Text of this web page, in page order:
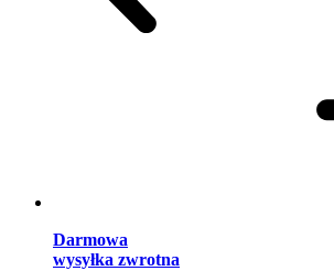
Darmowa
wysyłka zwrotna